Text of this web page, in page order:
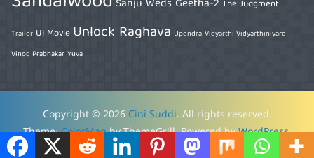
Sanju Weds Geetha-2 The Judgment
Trailer UI Movie Unlock Raghava Upendra Vidyarthi Vidyarthiniyare
Vinod Prabhakar Yuva
Copyright © 2026 Cini Suddi. All rights reserved.
Theme:ColorMagby ThemeGrill. Powered byWordPress.